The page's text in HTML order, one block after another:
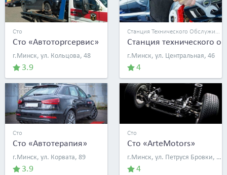
Сто
Сто «Автоторгсервис»
г.Минск, ул. Кольцова, 48
3.9
Станция Технического Обслуживания
Станция технического
г.Минск, ул. Центральная, 46
4
Сто
Сто «Автотерапия»
г.Минск, ул. Корвата, 89
3.9
Сто
Сто «ArteMotors»
г.Минск, ул. Петруся Бровки, 12/4
4